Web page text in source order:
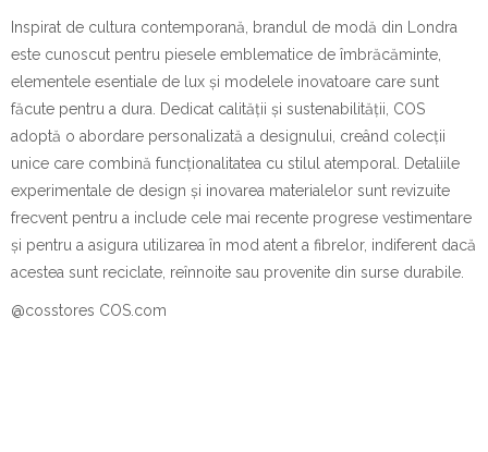
Inspirat de cultura contemporană, brandul de modă din Londra
este cunoscut pentru piesele emblematice de îmbrăcăminte,
elementele esentiale de lux și modelele inovatoare care sunt
făcute pentru a dura. Dedicat calității și sustenabilității, COS
adoptă o abordare personalizată a designului, creând colecții
unice care combină funcționalitatea cu stilul atemporal. Detaliile
experimentale de design și inovarea materialelor sunt revizuite
frecvent pentru a include cele mai recente progrese vestimentare
și pentru a asigura utilizarea în mod atent a fibrelor, indiferent dacă
acestea sunt reciclate, reînnoite sau provenite din surse durabile.
@cosstores COS.com